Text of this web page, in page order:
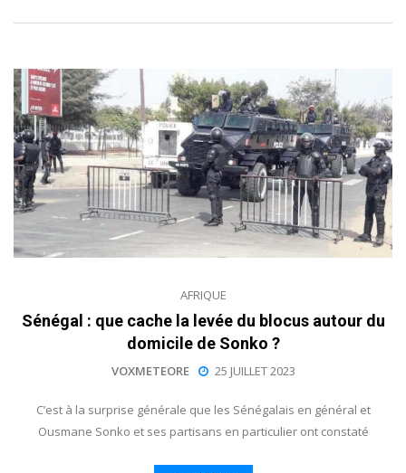
AFRIQUE
Sénégal : que cache la levée du blocus autour du
domicile de Sonko ?
VOXMETEORE 25 JUILLET 2023
C’est à la surprise générale que les Sénégalais en général et
Ousmane Sonko et ses partisans en particulier ont constaté